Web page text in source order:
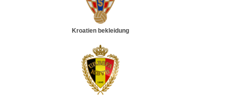
Kroatien bekleidung